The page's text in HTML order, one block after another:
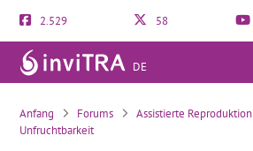
2.529 58
DE
Dysfunktion
Anfang Forums Assistierte Reproduktion
Unfruchtbarkeit